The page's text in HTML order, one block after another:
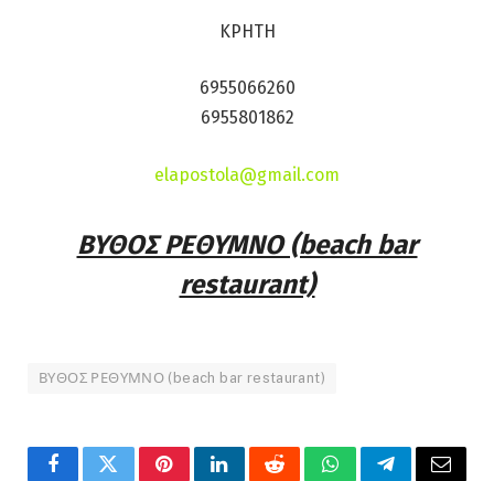
ΚΡΗΤΗ
6955066260
6955801862
elapostola@gmail.com
ΒΥΘΟΣ ΡΕΘΥΜΝΟ (beach bar
restaurant)
ΒΥΘΟΣ ΡΕΘΥΜΝΟ (beach bar restaurant)